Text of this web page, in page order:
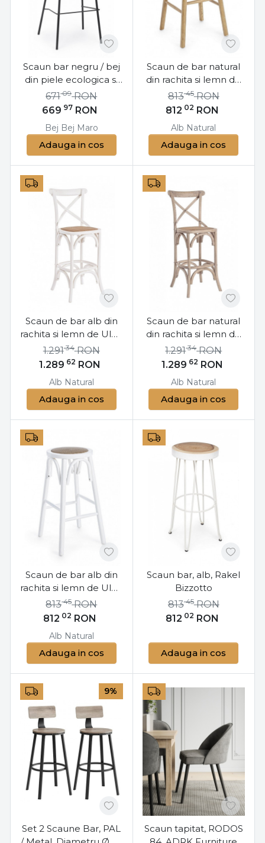
Scaun bar negru / bej
din piele ecologica si
metal, Kyra Bizzotto
669 97 RON
67109 RON
Bej Bej Maro
Adauga in cos
Scaun de bar natural
din rachita si lemn de
Ulm, Circle Bizzotto
812 02 RON
81345 RON
Alb Natural
Adauga in cos
Scaun de bar alb din
rachita si lemn de Ulm,
Cross Bizzotto
1.289 62 RON
1.29134 RON
Alb Natural
Adauga in cos
Scaun de bar natural
din rachita si lemn de
Ulm, Cross Bizzotto
1.289 62 RON
1.29134 RON
Alb Natural
Adauga in cos
Scaun de bar alb din
rachita si lemn de Ulm,
Circle Bizzotto
812 02 RON
81345 RON
Alb Natural
Adauga in cos
Scaun bar, alb, Rakel
Bizzotto
812 02 RON
81345 RON
Adauga in cos
9%
Set 2 Scaune Bar, PAL
Scaun tapitat, RODOS